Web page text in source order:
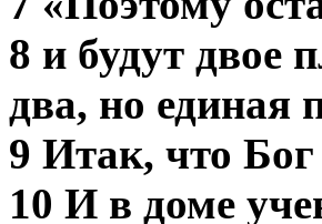
8 и будут двое
два, но единая
9 Итак, что Бог
10 И в доме